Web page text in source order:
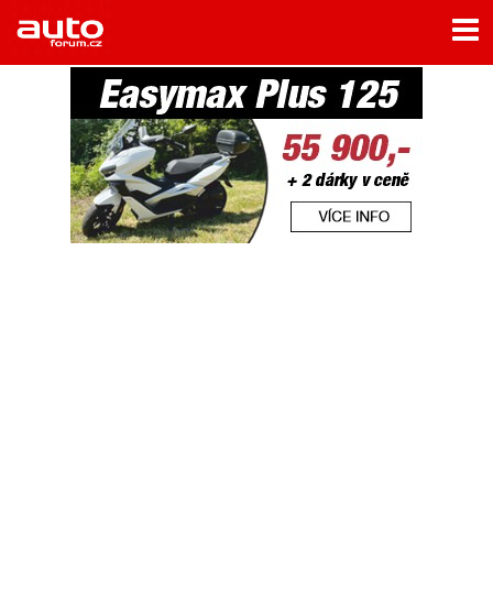
Home
Rubriky
- Jízdní dojmy a další testy
- Bleskovky